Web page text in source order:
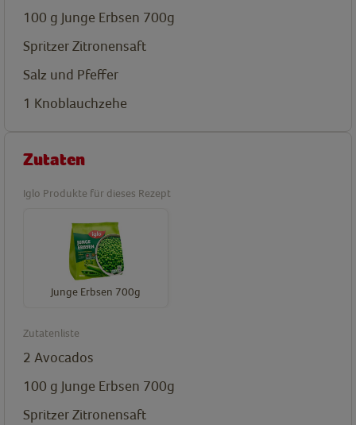
100 g Junge Erbsen 700g
Spritzer Zitronensaft
Salz und Pfeffer
1 Knoblauchzehe
Zutaten
Iglo Produkte für dieses Rezept
Junge Erbsen 700g
Zutatenliste
2 Avocados
100 g Junge Erbsen 700g
Spritzer Zitronensaft